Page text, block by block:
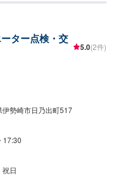
キパッドの交換や車内のクリ
【1】オ
お見積りにご納得いただければ
て-----納期は通常2日～3日程
しています。お車の作業中は
にご負担いただいておりま
太田桐生インターチェンジか
。駐車スペースは工場前の空
スタッフへ「メンテモで予約
す。【定休日・営業時間】定
ター点検・交
5.0(2件)
伊勢崎市日乃出町517
17:30
祝日